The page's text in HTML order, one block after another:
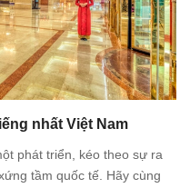
nhất Việt Nam
phát triển, kéo theo sự ra
tầm quốc tế. Hãy cùng